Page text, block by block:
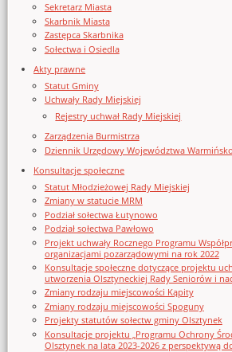
Sekretarz Miasta
Skarbnik Miasta
Zastępca Skarbnika
Sołectwa i Osiedla
Akty prawne
Statut Gminy
Uchwały Rady Miejskiej
Rejestry uchwał Rady Miejskiej
Zarządzenia Burmistrza
Dziennik Urzędowy Województwa
Konsultacje społeczne
Statut Młodzieżowej Rady Miejskiej
Zmiany w statucie MRM
Podział sołectwa Łutynowo
Podział sołectwa Pawłowo
Projekt uchwały Rocznego Programu
organizacjami pozarządowymi na rok 2022
Konsultacje społeczne dotyczące projektu
utworzenia Olsztyneckiej Rady Seniorów i
Zmiany rodzaju miejscowości Kąpity
Zmiany rodzaju miejscowości Spoguny
Projekty statutów sołectw gminy Olsztynek
Konsultacje projektu „Programu Ochrony
Olsztynek na lata 2023-2026 z perspektywą